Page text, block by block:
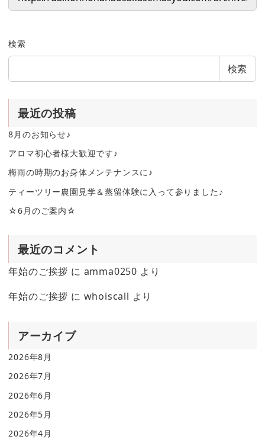
検索
検索
最近の投稿
8月のお知らせ♪
アロマ初心者様大歓迎です♪
梅雨の時期のお身体メンテナンスに♪
ティーツリー農園見学＆蒸留体験に入って参りました♪
☆6月のご案内☆
最近のコメント
年始のご挨拶 に amma0250 より
年始のご挨拶 に whoiscall より
アーカイブ
2026年8月
2026年7月
2026年6月
2026年5月
2026年4月